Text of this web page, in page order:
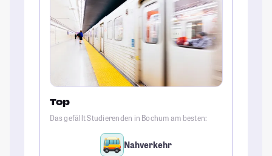
Top
Das gefällt Studierenden in Bochum am besten:
Nahverkehr